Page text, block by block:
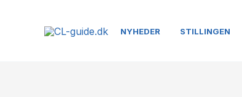
NYHEDER STILLINGEN